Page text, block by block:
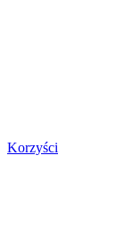
Korzyści